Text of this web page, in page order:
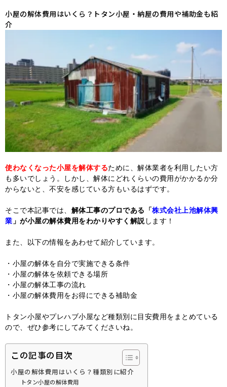
小屋の解体費用はいくら？トタン小屋・納屋の費用や補助金も紹
介
使わなくなった小屋を解体するために、解体業者を利用したい方
も多いでしょう。しかし、解体にどれくらいの費用がかかるか分
からないと、不安を感じている方もいるはずです。
そこで本記事では、 解体工事のプロである「株式会社上池解体興
業 」が小屋の解体費用をわかりやすく解説 します！
また、以下の情報をあわせて紹介しています。
・小屋の解体を自分で実施できる条件
・小屋の解体を依頼できる場所
・小屋の解体工事の流れ
・小屋の解体費用をお得にできる補助金
トタン小屋やプレハブ小屋など種類別に目安費用をまとめている
ので、ぜひ参考にしてみてくださいね。
この記事の目次
小屋の解体費用はいくら？種類別に紹介
トタン小屋の解体費用